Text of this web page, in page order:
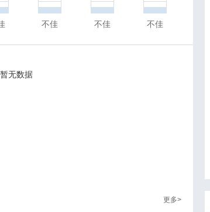
不佳 不佳 不佳
暂无数据
更多>